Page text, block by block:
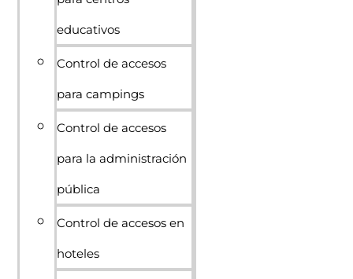
educativos
Control de accesos
para campings
Control de accesos
para la administración
pública
Control de accesos en
hoteles